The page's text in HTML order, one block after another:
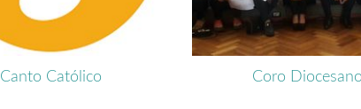
Canto Católico Coro Diocesano